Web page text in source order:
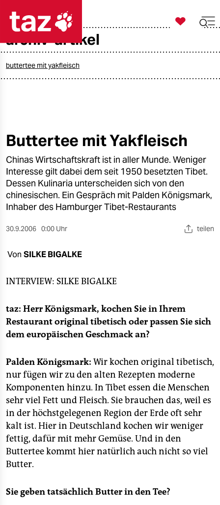
öko
gesellschaft
kultur
sport
verlag
verlag
veranstaltungen
fragen & hilfe
unterstützen
abo
genossenschaft
epaper login

taz zahl ich
archiv-artikel
buttertee mit yakfleisch
Buttertee mit Yakfleisch
Chinas Wirtschaftskraft ist in aller Munde. Weniger
Interesse gilt dabei dem seit 1950 besetzten Tibet.
Dessen Kulinaria unterscheiden sich von den
chinesischen. Ein Gespräch mit Palden Königsmark,
Inhaber des Hamburger Tibet-Restaurants
30.9.2006 0:00 Uhr teilen
Von SILKE BIGALKE
INTERVIEW: SILKE BIGALKE
taz: Herr Königsmark, kochen Sie in Ihrem
Restaurant original tibetisch oder passen Sie sich
dem europäischen Geschmack an?
Palden Königsmark: Wir kochen original tibetisch,
nur fügen wir zu den alten Rezepten moderne
Komponenten hinzu. In Tibet essen die Menschen
sehr viel Fett und Fleisch. Sie brauchen das, weil es
in der höchstgelegenen Region der Erde oft sehr
kalt ist. Hier in Deutschland kochen wir weniger
fettig, dafür mit mehr Gemüse. Und in den
Buttertee kommt hier natürlich auch nicht so viel
Butter.
Sie geben tatsächlich Butter in den Tee?